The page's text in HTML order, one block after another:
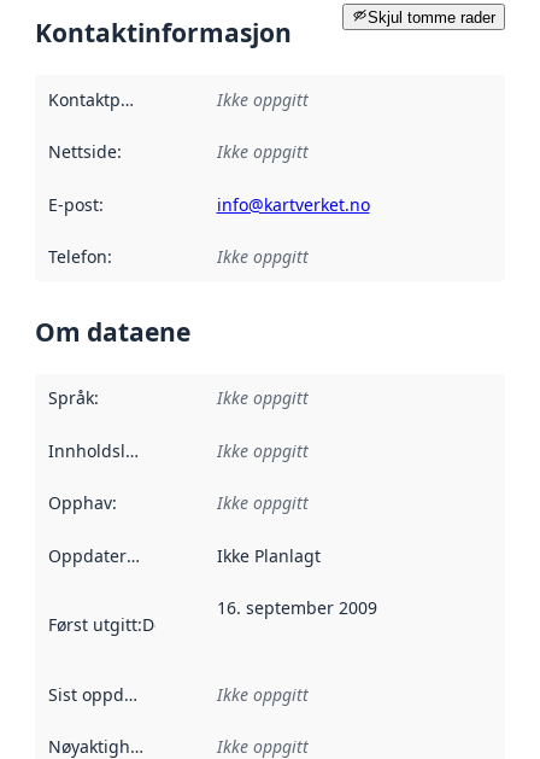
Skjul tomme rader
Kontaktinformasjon
Kontaktpunkt Ikke oppgitt
Nettside: Ikke oppgitt
E-post: info@kartverket.no
Telefon: Ikke oppgitt
Om dataene
Språk: Ikke oppgitt
Innholdsleverandører :
Ikke oppgitt
Opphav: Ikke oppgitt
Oppdateringsfrekvens :
Ikke Planlagt
Først utgitt:Denne datoen sier når dataene i dette
16. september 2009
Sist oppdatert Ikke oppgitt
Nøyaktighet Ikke oppgitt